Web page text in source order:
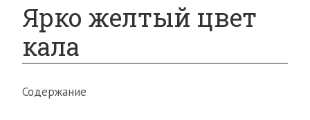
Ярко желтый цвет
кала
Содержание